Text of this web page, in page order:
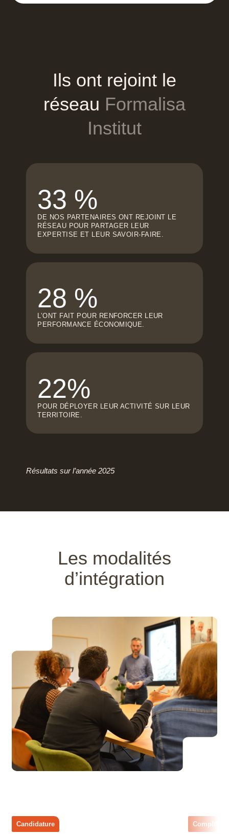
Ils ont rejoint le
réseau Formalisa
Institut
33 %
DE NOS PARTENAIRES ONT REJOINT LE
RÉSEAU POUR PARTAGER LEUR
EXPERTISE ET LEUR SAVOIR-FAIRE.
28 %
L’ONT FAIT POUR RENFORCER LEUR
PERFORMANCE ÉCONOMIQUE.
22%
POUR DÉPLOYER LEUR ACTIVITÉ SUR LEUR
TERRITOIRE.
Résultats sur l’année 2025
Les modalités
d’intégration
Candidature